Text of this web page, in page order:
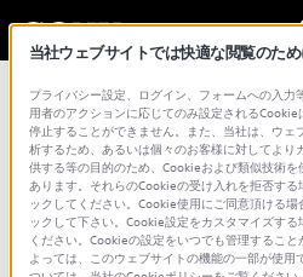
総合サポート・お問い
文書番号 : 00286876 / 最終更新日 : 2025/
SLS-1Aがスタンバイモ
当社ウェブサイトでは快適な閲覧のた
プライバシー設定、ログイン、フォームへの入
用者のアクションに応じてのみ設定される
停止することができません。また、当社は、ウ
析するため、あるいは個々のお客様に対してより
供する等の目的のため、Cookieおよび類似技術
あります。それらのCookieの受け入れを拒否す
ックしてください。Cookie使用にご同意頂ける
ックして下さい。Cookie設定をカスタマイズす
ください。Cookieの設定をいつでも管理するこ
よっては、このウェブサイトの機能の一部が使